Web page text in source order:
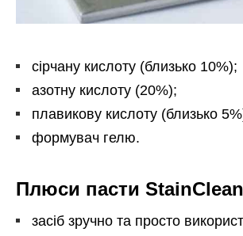
сірчану кислоту (близько 10%);
азотну кислоту (20%);
плавикову кислоту (близько
формувач гелю.
Плюси пасти StainClean
засіб зручно та просто